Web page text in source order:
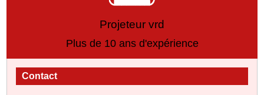
Projeteur vrd
Plus de 10 ans d'expérience
Contact